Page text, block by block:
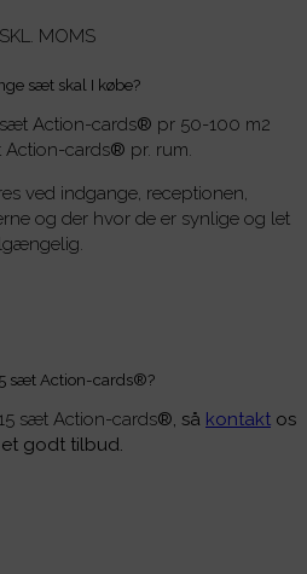
MOMS
sæt skal I købe?
Action-cards® pr 50-100 m2
cards® pr. rum.
ved indgange, receptionen,
og der hvor de er synlige og let
sæt Action-cards®?
sæt Action-cards®, så kontakt os
godt tilbud.